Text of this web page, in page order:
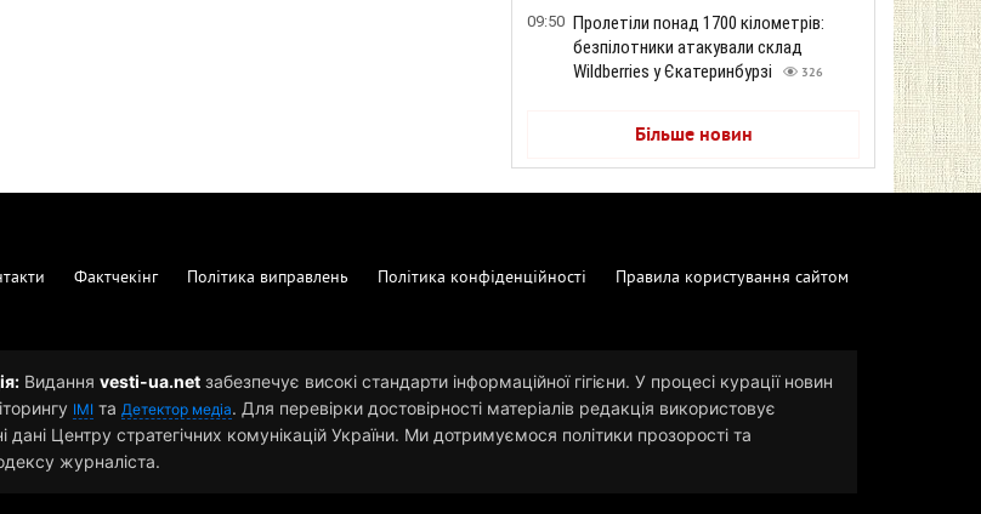
09:50 Пролетіли понад 1700 кілометрів:
безпілотники атакували склад
Wildberries у Єкатеринбурзі
326
Більше новин
Фактчекінг Політика виправлень Політика конфіденційності Правила користування сайтом
Видання vesti-ua.net забезпечує високі стандарти інформаційної гігієни. У процесі курації новин
ІМІ та Детектор медіа. Для перевірки достовірності матеріалів редакція використовує
дані Центру стратегічних комунікацій України. Ми дотримуємося політики прозорості та
журналіста.